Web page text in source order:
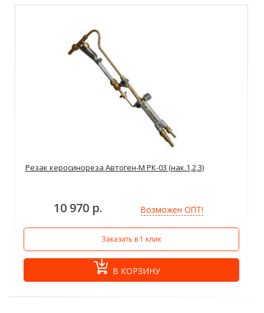
Резак керосинореза Автоген-М РК-03 (нак.1,2,3)
10 970 р. Возможен ОПТ!
Заказать в 1 клик
В КОРЗИНУ